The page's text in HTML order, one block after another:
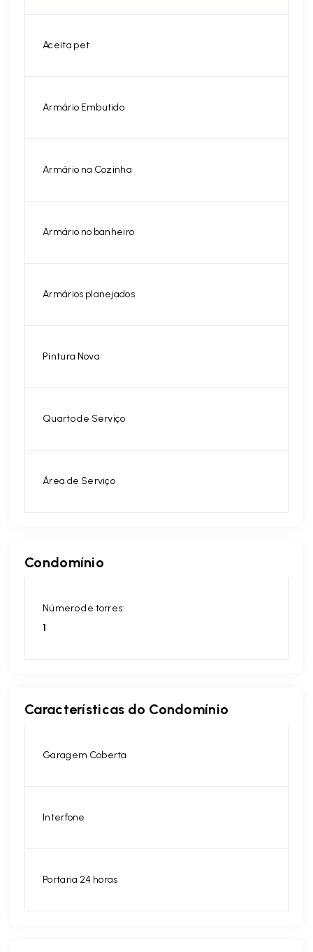
Aceita pet
Armário Embutido
Armário na Cozinha
Armário no banheiro
Armários planejados
Pintura Nova
Quarto de Serviço
Área de Serviço
Condomínio
Número de torres:
1
Características do Condomínio
Garagem Coberta
Interfone
Portaria 24 horas